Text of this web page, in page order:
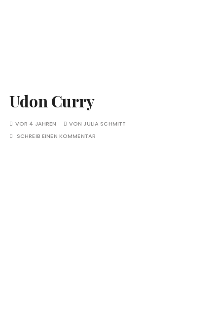
Udon Curry
VOR 4 JAHREN VON JULIA SCHMITT
SCHREIB EINEN KOMMENTAR